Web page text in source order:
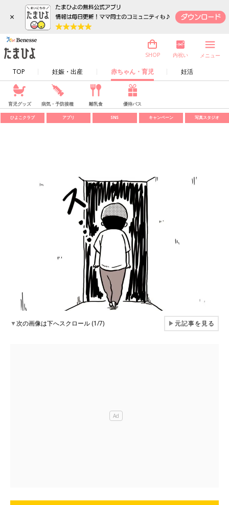
×
TOP 妊娠・出産 赤ちゃん・育児 妊活
SHOP 内祝い メニュー
育児グッズ 病気・予防接種 離乳食 優待パス
ひよこクラブ アプリ SNS キャンペーン 写真スタジオ
▼次の画像は下へスクロール (1/7) ▶元記事を見る